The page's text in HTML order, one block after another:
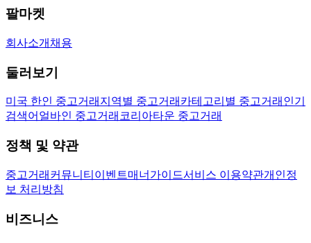
팔마켓
회사소개 채용
둘러보기
미국 한인 중고거래 지역별 중고거래 카테고리별 중고거래 인기
검색어 얼바인 중고거래 코리아타운 중고거래
정책 및 약관
중고거래 커뮤니티 이벤트매너가이드서비스 이용약관개인정
보 처리방침
비즈니스